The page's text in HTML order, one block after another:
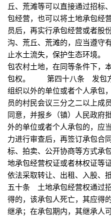
丘、荒滩等可以直接通过招标
包经营，也可以将土地承包经
员后，再实行承包经营或者
沟、荒丘、荒滩的，应当遵守
止水土流失，保护生态环
包农村土地，在同等条件下，
包权。 第四十八条 发包方
组织以外的单位或者个人承包
员的村民会议三分之二以上成
同意，并报乡（镇）人民政
外的单位或者个人承包的，应
力进行审查后，再签订承
标、拍卖、公开协商等方式承
地承包经营权证或者林权证等
依法采取转让、出租、入股
五十条 土地承包经营权通过
得的，该承包人死亡，其应得
继承；在承包期内，其继